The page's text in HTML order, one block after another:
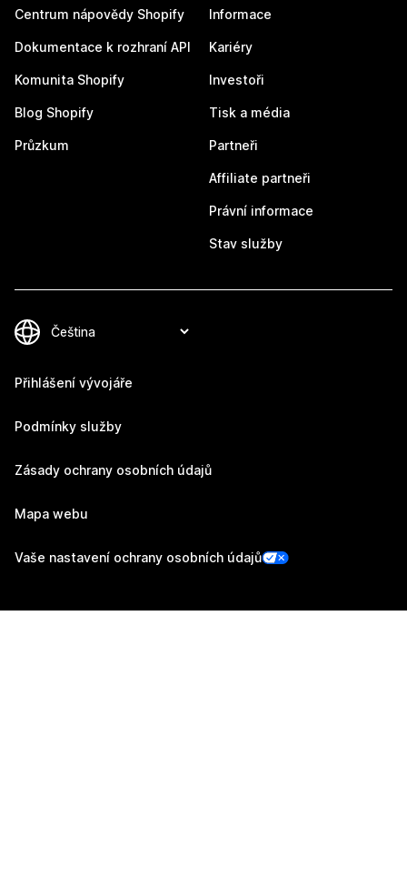
Centrum nápovědy Shopify
Dokumentace k rozhraní API
Komunita Shopify
Blog Shopify
Průzkum
Informace
Kariéry
Investoři
Tisk a média
Partneři
Affiliate partneři
Právní informace
Stav služby
Přihlášení vývojáře
Podmínky služby
Zásady ochrany osobních údajů
Mapa webu
Vaše nastavení ochrany osobních údajů